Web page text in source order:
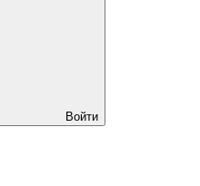
Войти